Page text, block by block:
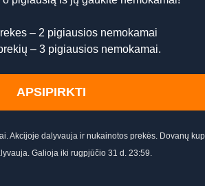
– 2 pigiausios nemokamai
– 3 pigiausios nemokamai.
APSIPIRKTI
Akcijoje dalyvauja ir nukainotos prekės. Dovanų
Galioja iki rugpjūčio 31 d. 23:59.